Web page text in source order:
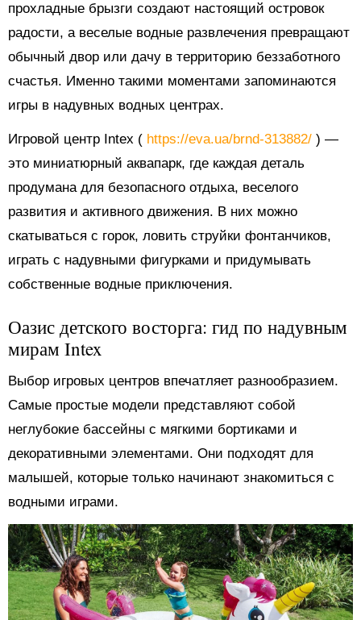
прохладные брызги создают настоящий островок
радости, а веселые водные развлечения превращают
обычный двор или дачу в территорию беззаботного
счастья. Именно такими моментами запоминаются
игры в надувных водных центрах.
Игровой центр Intex ( https://eva.ua/brnd-313882/ ) —
это миниатюрный аквапарк, где каждая деталь
продумана для безопасного отдыха, веселого
развития и активного движения. В них можно
скатываться с горок, ловить струйки фонтанчиков,
играть с надувными фигурками и придумывать
собственные водные приключения.
Оазис детского восторга: гид по надувным
мирам Intex
Выбор игровых центров впечатляет разнообразием.
Самые простые модели представляют собой
неглубокие бассейны с мягкими бортиками и
декоративными элементами. Они подходят для
малышей, которые только начинают знакомиться с
водными играми.